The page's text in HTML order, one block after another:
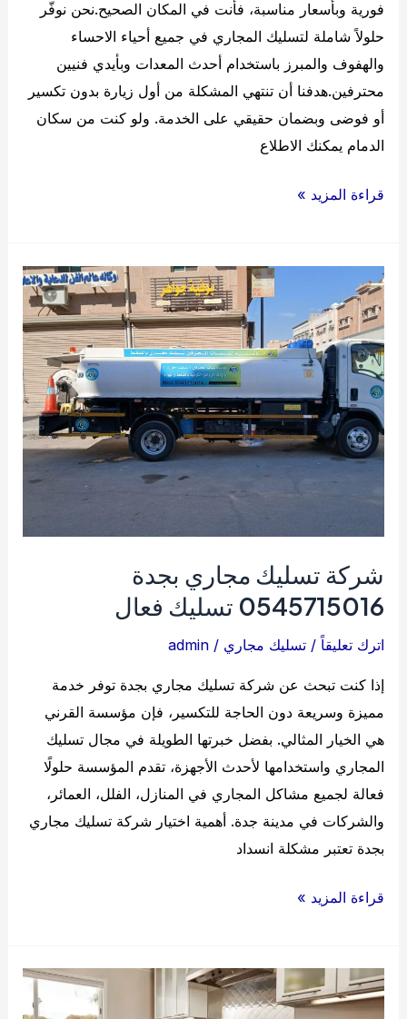
فورية وبأسعار مناسبة، فأنت في المكان الصحيح.نحن نوفّر
حلولاً شاملة لتسليك المجاري في جميع أحياء الاحساء
والهفوف والمبرز باستخدام أحدث المعدات وبأيدي فنيين
محترفين.هدفنا أن تنتهي المشكلة من أول زيارة بدون تكسير
أو فوضى وبضمان حقيقي على الخدمة. ولو كنت من سكان
الدمام يمكنك الاطلاع
شركة
بالاحساء
–
القرني
📞
0545715016
خدمة
فورية
قراءة المزيد »
شركة تسليك مجاري بجدة
0545715016 تسليك فعال
اترك تعليقاً /تسليك مجاري /
admin
إذا كنت تبحث عن شركة تسليك مجاري بجدة توفر خدمة
مميزة وسريعة دون الحاجة للتكسير، فإن مؤسسة القرني
هي الخيار المثالي. بفضل خبرتها الطويلة في مجال تسليك
المجاري واستخدامها لأحدث الأجهزة، تقدم المؤسسة حلولًا
فعالة لجميع مشاكل المجاري في المنازل، الفلل، العمائر،
والشركات في مدينة جدة. أهمية اختيار شركة تسليك مجاري
بجدة تعتبر مشكلة انسداد
شركة
بجدة
0545715016
قراءة المزيد »